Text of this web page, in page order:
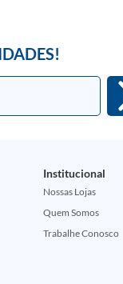
Institucional
Nossas Lojas
Quem Somos
Trabalhe Conosco